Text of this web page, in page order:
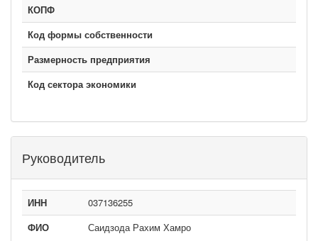
КОПФ
Код формы собственности
Размерность предприятия
Код сектора экономики
Руководитель
ИНН
037136255
ФИО
Саидзода Рахим Хамро